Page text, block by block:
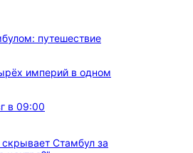
путешествие
империй в одном
в 09:00